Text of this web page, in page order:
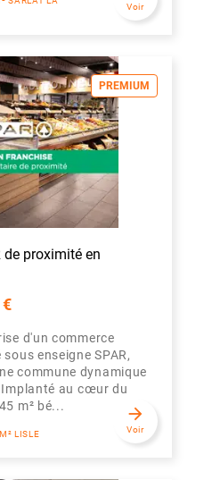
Voir
PREMIUM
de proximité en
d'un commerce
enseigne SPAR,
commune dynamique
au cœur du
m² bé...
LISLE
arrow_forward
Voir